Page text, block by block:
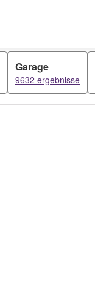
Garage
9632 ergebnisse